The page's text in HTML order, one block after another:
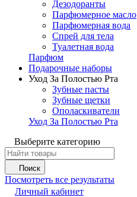
Дезодоранты
Парфюмерное масло
Парфюмерная вода
Спрей для тела
Туалетная вода
Парфюм
Подарочные наборы
Уход За Полостью Рта
Зубные пасты
Зубные щетки
Ополаскиватели
Уход За Полостью Рта
Выберите категорию
Поиск
Посмотреть все результаты
Личный кабинет